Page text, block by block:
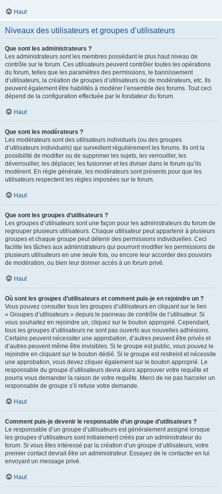
Haut
Niveaux des utilisateurs et groupes d’utilisateurs
Que sont les administrateurs ?
Les administrateurs sont les membres possédant le plus haut niveau de
contrôle sur le forum. Ces utilisateurs peuvent contrôler toutes les opérations
du forum, telles que les paramètres des permissions, le bannissement
d’utilisateurs, la création de groupes d’utilisateurs ou de modérateurs, etc. Ils
peuvent également être habilités à modérer l’ensemble des forums. Tout ceci
dépend de la configuration effectuée par le fondateur du forum.
Haut
Que sont les modérateurs ?
Les modérateurs sont des utilisateurs individuels (ou des groupes
d’utilisateurs individuels) qui surveillent régulièrement les forums. Ils ont la
possibilité de modifier ou de supprimer les sujets, les verrouiller, les
déverrouiller, les déplacer, les fusionner et les diviser dans le forum qu’ils
modèrent. En règle générale, les modérateurs sont présents pour que les
utilisateurs respectent les règles imposées sur le forum.
Haut
Que sont les groupes d’utilisateurs ?
Les groupes d’utilisateurs sont une façon pour les administrateurs du forum de
regrouper plusieurs utilisateurs. Chaque utilisateur peut appartenir à plusieurs
groupes et chaque groupe peut détenir des permissions individuelles. Ceci
facilite les tâches aux administrateurs qui pourront modifier les permissions de
plusieurs utilisateurs en une seule fois, ou encore leur accorder des pouvoirs
de modération, ou bien leur donner accès à un forum privé.
Haut
Où sont les groupes d’utilisateurs et comment puis-je en rejoindre un ?
Vous pouvez consulter tous les groupes d’utilisateurs en cliquant sur le lien
« Groupes d’utilisateurs » depuis le panneau de contrôle de l’utilisateur. Si
vous souhaitez en rejoindre un, cliquez sur le bouton approprié. Cependant,
tous les groupes d’utilisateurs ne sont pas ouverts aux nouvelles adhésions.
Certains peuvent nécessiter une approbation, d’autres peuvent être privés et
d’autres peuvent même être invisibles. Si le groupe est public, vous pouvez le
rejoindre en cliquant sur le bouton dédié. Si le groupe est restreint et nécessite
une approbation, vous devez cliquer également sur le bouton approprié. Le
responsable du groupe d’utilisateurs devra alors approuver votre requête et
pourra vous demander la raison de votre requête. Merci de ne pas harceler un
responsable de groupe s’il refuse votre demande.
Haut
Comment puis-je devenir le responsable d’un groupe d’utilisateurs ?
Le responsable d’un groupe d’utilisateurs est généralement assigné lorsque
les groupes d’utilisateurs sont initialement créés par un administrateur du
forum. Si vous êtes intéressé par la création d’un groupe d’utilisateurs, votre
premier contact devrait être un administrateur. Essayez de le contacter en lui
envoyant un message privé.
Haut